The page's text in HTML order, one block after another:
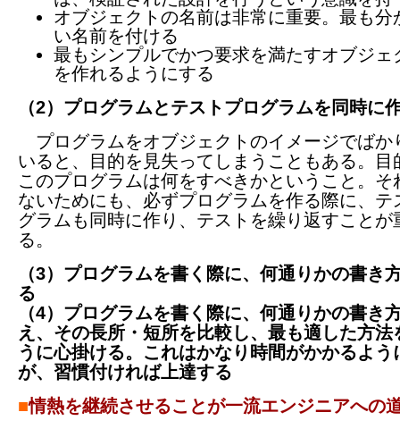
オブジェクトの名前は非常に重要。最も分
い名前を付ける
最もシンプルでかつ要求を満たすオブジェ
を作れるようにする
（2）プログラムとテストプログラムを同時に
プログラムをオブジェクトのイメージでばか
いると、目的を見失ってしまうこともある。目
このプログラムは何をすべきかということ。そ
ないためにも、必ずプログラムを作る際に、テ
グラムも同時に作り、テストを繰り返すことが
る。
（3）プログラムを書く際に、何通りかの書き
る
（4）プログラムを書く際に、何通りかの書き
え、その長所・短所を比較し、最も適した方法
うに心掛ける。これはかなり時間がかかるよう
が、習慣付ければ上達する
■情熱を継続させることが一流エンジニアへの